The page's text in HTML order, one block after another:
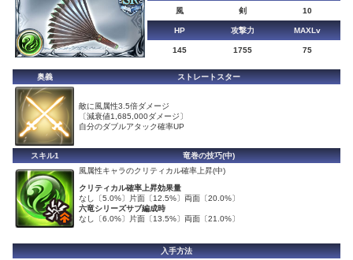
風 剣 10
HP 攻撃力 MAXLv
145 1755 75
奥義 ストレートスター
敵に風属性3.5倍ダメージ
〔減衰値1,685,000ダメージ〕
自分のダブルアタック確率UP
スキル1
竜巻の技巧(中)
風属性キャラのクリティカル確率上昇(中)
クリティカル確率上昇効果量
なし〔5.0%〕片面〔12.5%〕両面〔20.0%〕
六竜シリーズサブ編成時
なし〔6.0%〕片面〔13.5%〕両面〔21.0%〕
入手方法